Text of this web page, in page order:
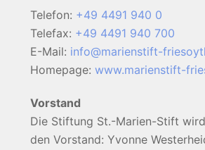
Telefon: +49 4491 940 0
Telefax: +49 4491 940 700
E-Mail: info@marienstift-
Homepage: www.marienstift-
Vorstand
Die Stiftung St.-Marien-Stift
den Vorstand: Yvonne